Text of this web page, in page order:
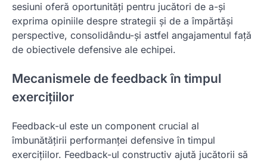
sesiuni oferă oportunități pentru jucători de a-și
exprima opiniile despre strategii și de a împărtăși
perspective, consolidându-și astfel angajamentul față
de obiectivele defensive ale echipei.
Mecanismele de feedback în timpul
exercițiilor
Feedback-ul este un component crucial al
îmbunătățirii performanței defensive în timpul
exercițiilor. Feedback-ul constructiv ajută jucătorii să